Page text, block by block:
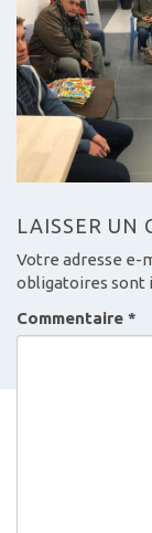
LAISSER UN
Votre adresse e-
obligatoires sont
Commentaire *